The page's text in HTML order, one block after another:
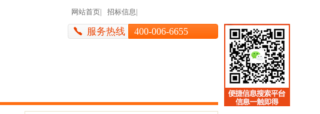
网站首页| 招标信息
服务热线 400-006-6655